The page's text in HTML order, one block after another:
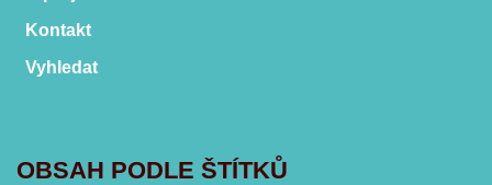
Kontakt
Vyhledat
OBSAH PODLE ŠTÍTKŮ